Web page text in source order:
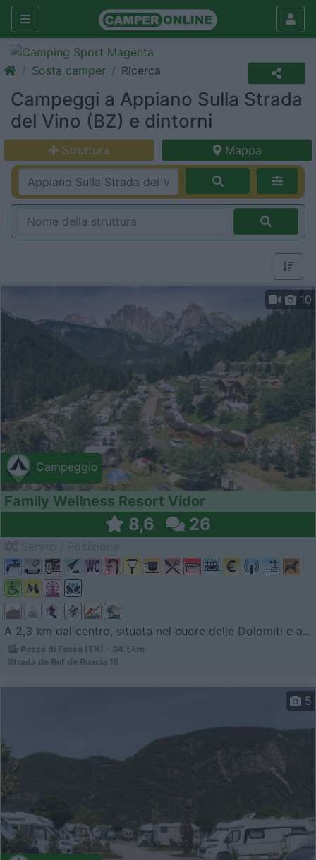
Sosta camper Ricerca
Campeggi a Appiano Sulla Strada
del Vino (BZ) e dintorni
Struttura Mappa
Campeggio
10
Family Wellness Resort Vidor
8,6 26
A 2,3 km dal centro, situata nel cuore delle Dolomiti e a...
Pozza di Fassa (TN) - 34.5km
Strada de Ruf de Ruacia 15
5